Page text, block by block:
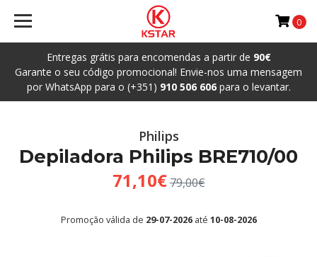
Entregas grátis para encomendas a partir de 90€
Garante o seu código promocional! Envie-nos uma mensagem
por WhatsApp para o (+351) 910 506 606para o levantar.
0
Philips
Depiladora Philips BRE710/00
71,10€79,00€
Promoção válida de 29-07-2026até 10-08-2026